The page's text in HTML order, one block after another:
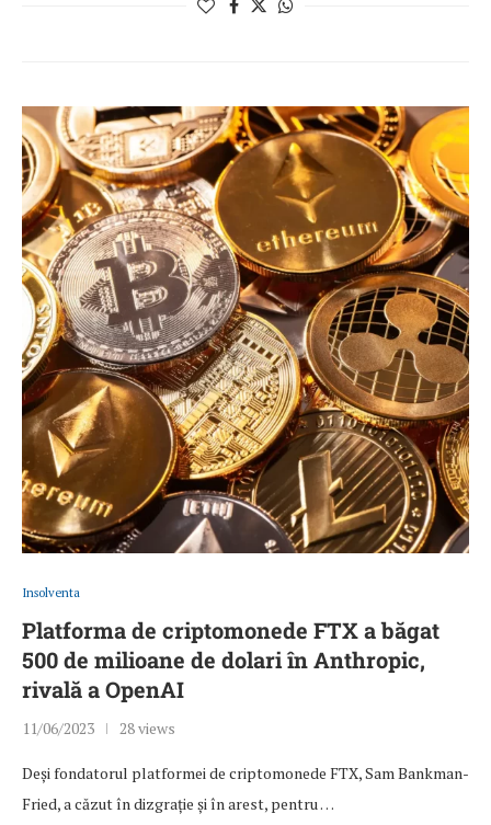
Insolventa
Platforma de criptomonede FTX a băgat
500 de milioane de dolari în Anthropic,
rivală a OpenAI
11/06/2023 28 views
Deși fondatorul platformei de criptomonede FTX, Sam Bankman-
Fried, a căzut în dizgrație și în arest, pentru …